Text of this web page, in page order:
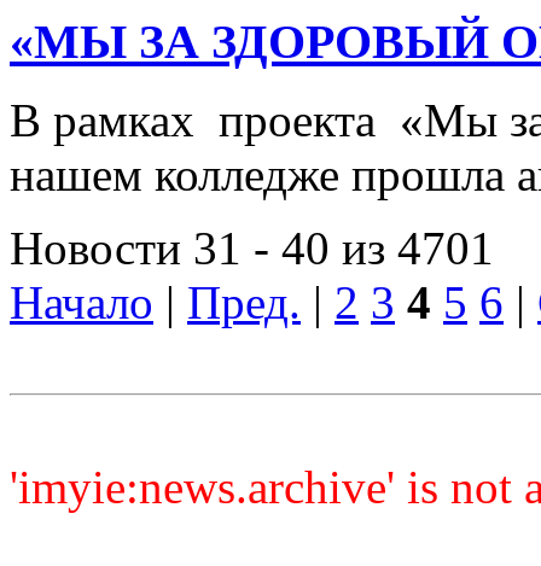
«МЫ ЗА ЗДОРОВЫЙ
В рамках проекта «Мы
нашем колледже
Новости 31 - 40 из 4701
Начало | Пред. | 2 3 4 5 6 |
'imyie:news.archive' is not